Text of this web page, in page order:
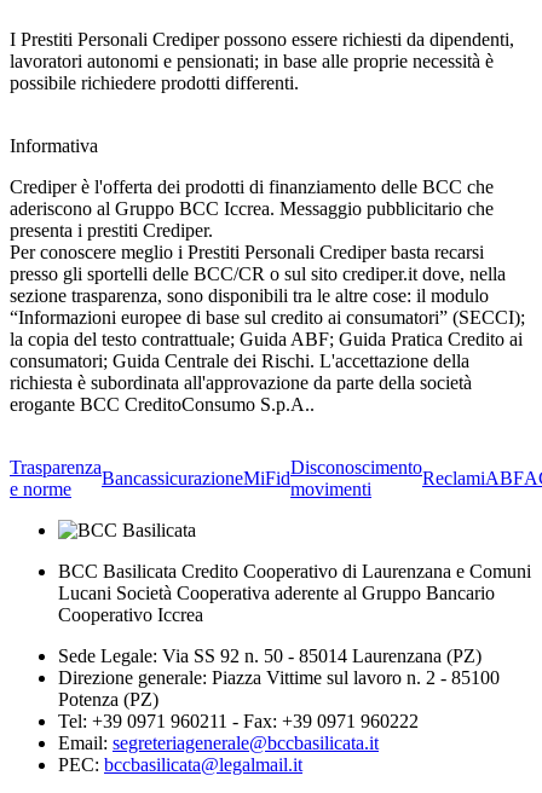
I Prestiti Personali Crediper possono essere richiesti da dipendenti,
lavoratori autonomi e pensionati; in base alle proprie necessità è
possibile richiedere prodotti differenti.
Informativa
Crediper è l'offerta dei prodotti di finanziamento delle BCC che
aderiscono al Gruppo BCC Iccrea. Messaggio pubblicitario che
presenta i prestiti Crediper.
Per conoscere meglio i Prestiti Personali Crediper basta recarsi
presso gli sportelli delle BCC/CR o sul sito crediper.it dove, nella
sezione trasparenza, sono disponibili tra le altre cose: il modulo
“Informazioni europee di base sul credito ai consumatori” (SECCI);
la copia del testo contrattuale; Guida ABF; Guida Pratica Credito ai
consumatori; Guida Centrale dei Rischi. L'accettazione della
richiesta è subordinata all'approvazione da parte della società
erogante BCC CreditoConsumo S.p.A..
Trasparenza
e norme
BancassicurazioneMiFid
Disconoscimento
movimenti
ReclamiABF
BCC Basilicata Credito Cooperativo di Laurenzana e Comuni
Lucani Società Cooperativa aderente al Gruppo Bancario
Cooperativo Iccrea
Sede Legale: Via SS 92 n. 50 - 85014 Laurenzana (PZ)
Direzione generale: Piazza Vittime sul lavoro n. 2 - 85100
Potenza (PZ)
Tel: +39 0971 960211 - Fax: +39 0971 960222
Email: segreteriagenerale@bccbasilicata.it
PEC: bccbasilicata@legalmail.it